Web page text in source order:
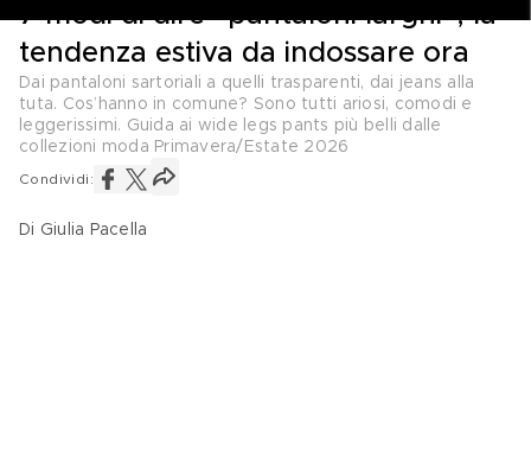
7 modi di dire “pantaloni larghi”, la
tendenza estiva da indossare ora
Dai pantaloni sartoriali a quelli trasparenti, dai jeans alla
tuta. Cos’hanno in comune? Sono tutti ariosi, comodi e
leggerissimi. Guida ai wide legs pants più belli dalle
collezioni moda Primavera/Estate 2026
Condividi:
Di Giulia Pacella